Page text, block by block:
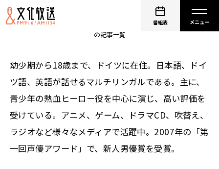
番組表
の記事一覧
幼少期から18歳まで、ドイツに在住。日本語、ドイ
ツ語、英語が話せるマルチリンガルである。主に、
青少年の熱血ヒーロー役を中心に演じ、高い評価を
受けている。アニメ、ゲーム、ドラマCD、吹替え、
ラジオなど様々なメディアで活躍中。2007年の「第
一回声優アワード」で、新人男優賞を受賞。